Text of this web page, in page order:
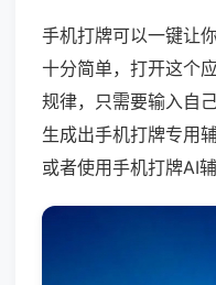
手机打牌可以一键让
十分简单，打开这个
规律，只需要输入自
生成出手机打牌专用
或者使用手机打牌AI